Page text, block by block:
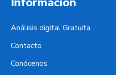
Análisis digital Gratuita
Contacto
Conócenos